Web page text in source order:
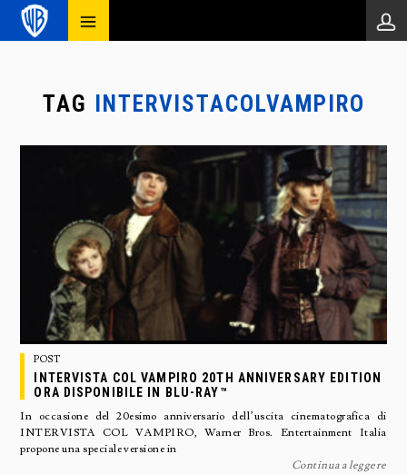
TAG INTERVISTACOLVAMPIRO
POST
INTERVISTA COL VAMPIRO 20TH ANNIVERSARY EDITION
ORA DISPONIBILE IN BLU-RAY™
In occasione del 20esimo anniversario dell’uscita cinematografica di
INTERVISTA COL VAMPIRO, Warner Bros. Entertainment Italia
propone una speciale versione in
Continua a leggere